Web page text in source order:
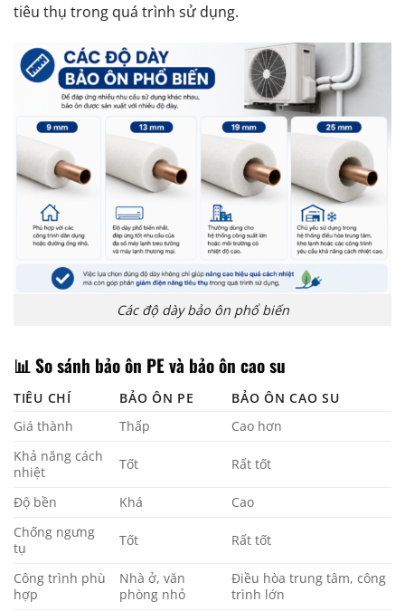
tiêu thụ trong quá trình sử dụng.
Các độ dày bảo ôn phổ biến
📊 So sánh bảo ôn PE và bảo ôn cao su
TIÊU CHÍ BẢO ÔN PE
BẢO ÔN CAO SU
Giá thành
Thấp
Cao hơn
Khả năng cách
nhiệt
Tốt Rất tốt
Độ bền Khá
Cao
Chống ngưng
tụ
Tốt Rất tốt
Công trình phù
hợp
Nhà ở, văn
phòng nhỏ
Điều hòa trung tâm, công
trình lớn